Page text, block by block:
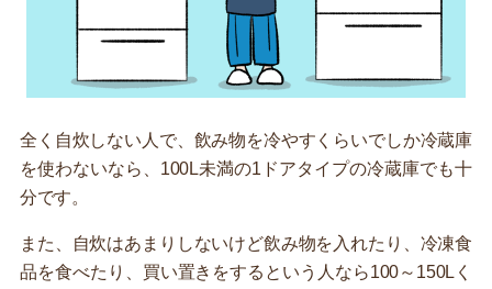
全く自炊しない人で、飲み物を冷やすくらいでしか冷蔵庫
を使わないなら、100L未満の1ドアタイプの冷蔵庫でも十
分です。
また、自炊はあまりしないけど飲み物を入れたり、冷凍食
品を食べたり、買い置きをするという人なら100～150Lく